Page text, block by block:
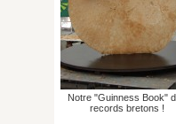
Notre "Guinness Book"
records bretons !